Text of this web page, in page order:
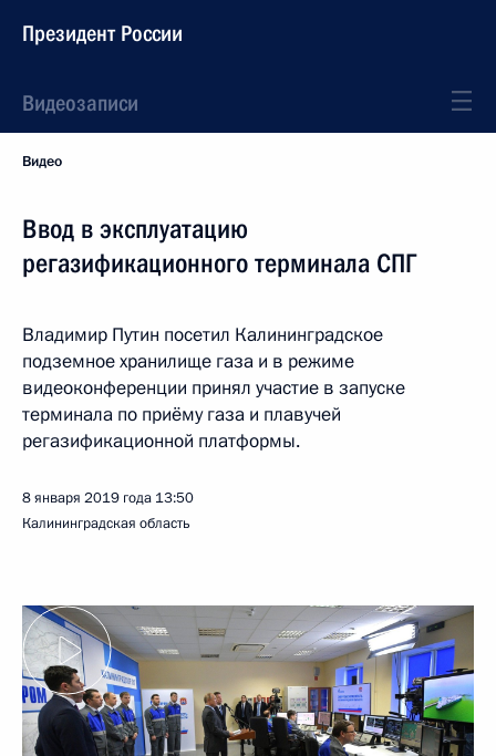
Президент России
Видеозаписи
Видео
Ввод в эксплуатацию
регазификационного терминала СПГ
Владимир Путин посетил Калининградское
подземное хранилище газа и в режиме
видеоконференции принял участие в запуске
терминала по приёму газа и плавучей
регазификационной платформы.
8 января 2019 года 13:50
Калининградская область